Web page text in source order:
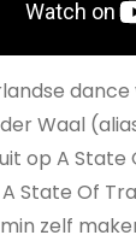
Waal
op A State
State Of
zelf